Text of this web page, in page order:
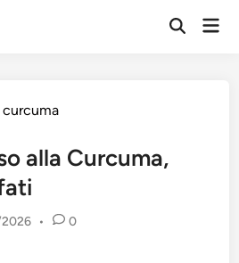
Open
curcuma
alla Curcuma,
• 0